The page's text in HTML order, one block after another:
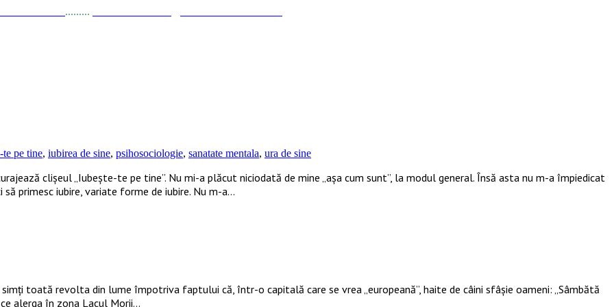
.........
te pe tine, iubirea de sine, psihosociologie, sanatate mentala, ura de sine
clișeul „Iubește-te pe tine”. Nu mi-a plăcut niciodată de mine „așa cum sunt”, la modul general. Însă asta nu m-a împiedicat
să primesc iubire, variate forme de iubire. Nu m-a…
toată revolta din lume împotriva faptului că, într-o capitală care se vrea „europeană”, haite de câini sfâșie oameni: „Sâmbătă
alerga în zona Lacul Morii…